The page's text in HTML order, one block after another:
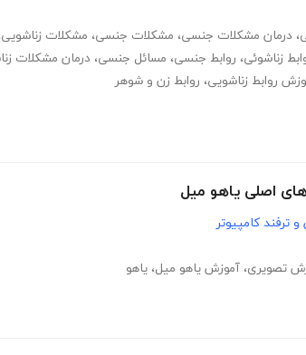
، درمان مشکلات جنسی، مشکلات جنسی، مشکلات زناشویی
زناشوئی، روابط جنسی، مسائل جنسی، درمان مشکلات
روابط زناشویی، روابط زن و شوهر
اصلی یاهو میل
کامپیوتر
تصویری، آموزش یاهو میل، یاهو